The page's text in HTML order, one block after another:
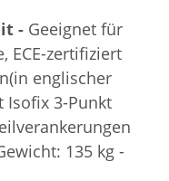
- Geeignet für
ECE-zertifiziert
englischer
Isofix 3-Punkt
135 kg -